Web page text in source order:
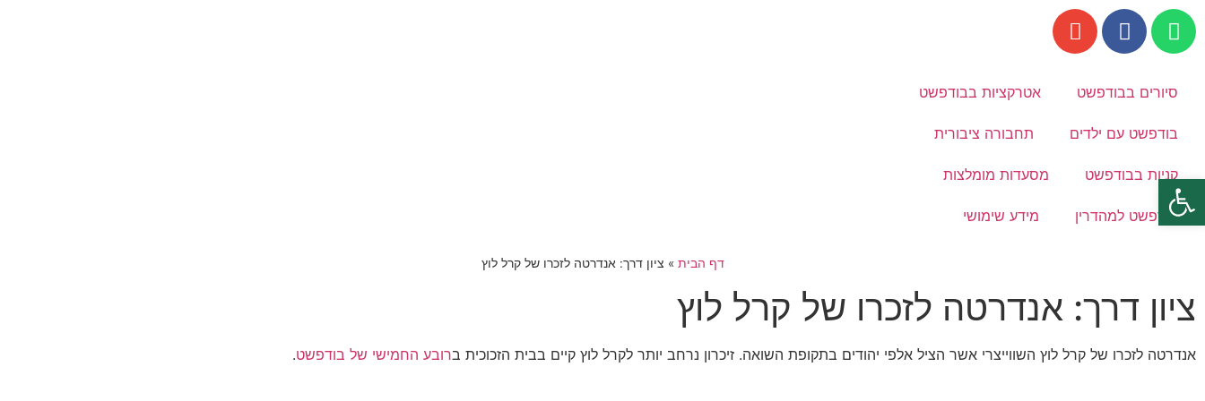
סיורים בבודפשט אטרקציות בבודפשט
בודפשט עם ילדים תחבורה ציבורית
קניות בבודפשט מסעדות מומלצות
בודפשט למהדרין מידע שימושי
דף הבית » ציון דרך: אנדרטה לזכרו של קרל לוץ
ציון דרך: אנדרטה לזכרו של קרל לוץ
אנדרטה לזכרו של קרל לוץ השווייצרי אשר הציל אלפי יהודים בתקופת השואה. זיכרון נרחב יותר לקרל לוץ קיים בבית הזכוכית ברובע החמישי של בודפשט.
פתח סרגל נגישות